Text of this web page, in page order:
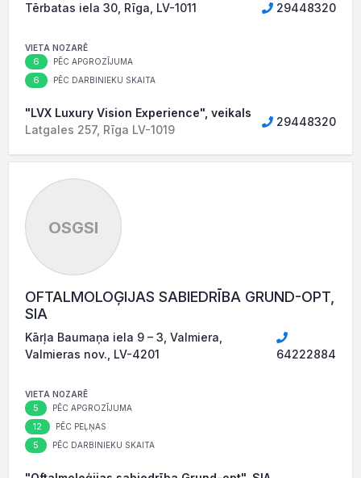
Tērbatas iela 30, Rīga, LV-1011 29448320
VIETA NOZARĒ
6 PĒC APGROZĪJUMA
6 PĒC DARBINIEKU SKAITA
"LVX Luxury Vision Experience", veikals
Latgales 257, Rīga LV-1019
29448320
OSGSI
OFTALMOLOĢIJAS SABIEDRĪBA GRUND-OPT,
SIA
Kārļa Baumaņa iela 9 – 3, Valmiera,
Valmieras nov., LV-4201
64222884
VIETA NOZARĒ
5 PĒC APGROZĪJUMA
12 PĒC PEĻŅAS
5 PĒC DARBINIEKU SKAITA